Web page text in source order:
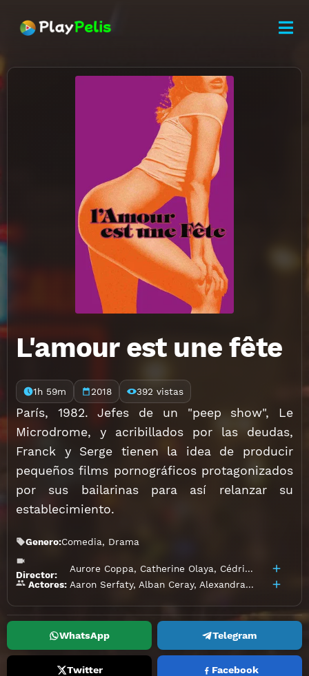
L'amour est une fête
1h 59m 2018 392 vistas
París, 1982. Jefes de un "peep show", Le
Microdrome, y acribillados por las deudas,
Franck y Serge tienen la idea de producir
pequeños films pornográficos protagonizados
por sus bailarinas para así relanzar su
establecimiento.
Genero:Comedia, Drama
Director:
Aurore Coppa, Catherine Olaya, Cédric Anger
Actores: Aaron Serfaty, Alban Ceray, Alexandra Dewulf
WhatsApp Telegram
Twitter Facebook